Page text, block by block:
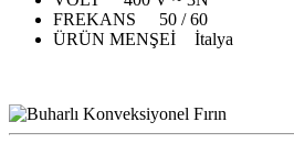
FREKANS
50 / 60
ÜRÜN MENŞEİ
İtalya